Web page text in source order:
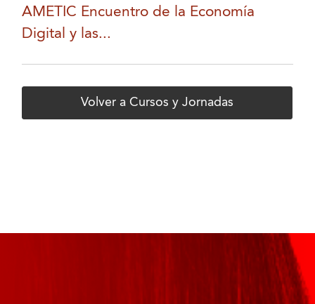
AMETIC Encuentro de la Economía
Digital y las...
Volver a Cursos y Jornadas